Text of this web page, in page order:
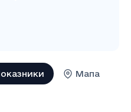
Мапа